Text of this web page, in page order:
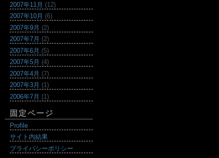
2007年11月 (12)
2007年10月 (6)
2007年9月 (2)
2007年7月 (2)
2007年6月 (5)
2007年5月 (4)
2007年4月 (7)
2007年3月 (1)
2006年7月 (1)
固定ページ
Profile
サイト内結果
プライバシーポリシー